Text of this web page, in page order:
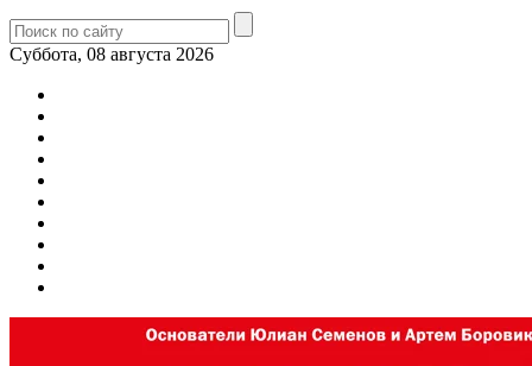
Суббота, 08 августа 2026